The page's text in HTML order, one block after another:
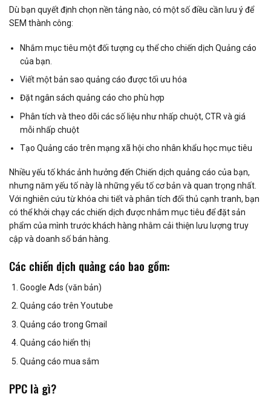
Dù bạn quyết định chọn nền tảng nào, có một số điều cần lưu ý để
SEM thành công:
Nhắm mục tiêu một đối tượng cụ thể cho chiến dịch Quảng cáo
của bạn.
Viết một bản sao quảng cáo được tối ưu hóa
Đặt ngân sách quảng cáo cho phù hợp
Phân tích và theo dõi các số liệu như nhấp chuột, CTR và giá
mỗi nhấp chuột
Tạo Quảng cáo trên mạng xã hội cho nhân khẩu học mục tiêu
Nhiều yếu tố khác ảnh hưởng đến Chiến dịch quảng cáo của bạn,
nhưng năm yếu tố này là những yếu tố cơ bản và quan trọng nhất.
Với nghiên cứu từ khóa chi tiết và phân tích đối thủ cạnh tranh, bạn
có thể khởi chạy các chiến dịch được nhắm mục tiêu để đặt sản
phẩm của mình trước khách hàng nhằm cải thiện lưu lượng truy
cập và doanh số bán hàng.
Các chiến dịch quảng cáo bao gồm:
Google Ads (văn bản)
Quảng cáo trên Youtube
Quảng cáo trong Gmail
Quảng cáo hiển thị
Quảng cáo mua sắm
PPC là gì?